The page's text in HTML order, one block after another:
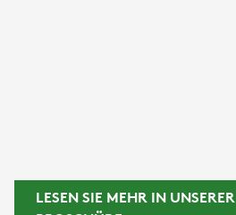
LESEN SIE MEHR IN UNSERER